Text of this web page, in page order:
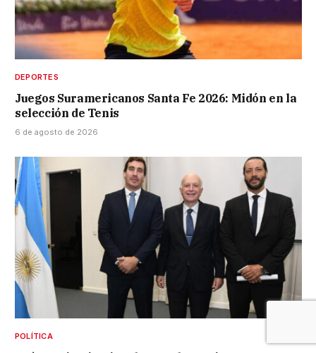
DEPORTES
Juegos Suramericanos Santa Fe 2026: Midón en la
selección de Tenis
6 de agosto de 2026
POLÍTICA